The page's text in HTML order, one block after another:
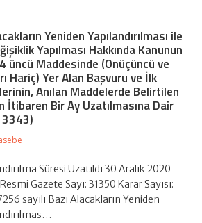
Yeniden Yapılandırılması ile
Yapılması Hakkında Kanunun
üncü Maddesinde (Onüçüncü ve
Hariç) Yer Alan Başvuru ve İlk
Anılan Maddelerde Belirtilen
Bir Ay Uzatılmasına Dair
3343)
Süresi Uzatıldı 30 Aralık 2020
Gazete Sayı: 31350 Karar Sayısı:
sayılı Bazı Alacakların Yeniden